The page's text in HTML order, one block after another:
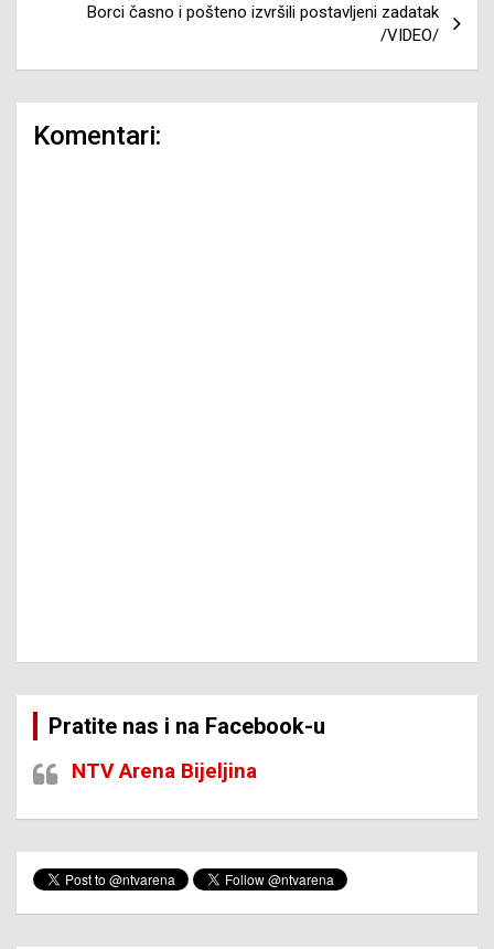
Borci časno i pošteno izvršili postavljeni zadatak
/VIDEO/
Komentari:
Pratite nas i na Facebook-u
NTV Arena Bijeljina